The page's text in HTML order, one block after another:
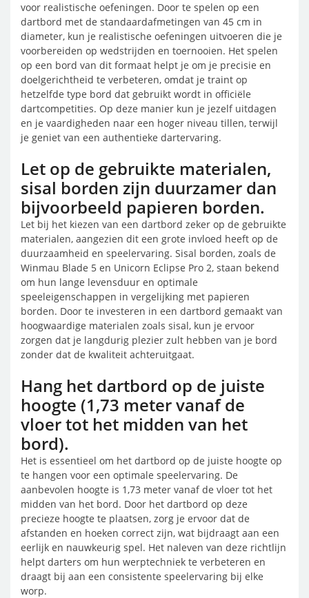
voor realistische oefeningen. Door te spelen op een
dartbord met de standaardafmetingen van 45 cm in
diameter, kun je realistische oefeningen uitvoeren die je
voorbereiden op wedstrijden en toernooien. Het spelen
op een bord van dit formaat helpt je om je precisie en
doelgerichtheid te verbeteren, omdat je traint op
hetzelfde type bord dat gebruikt wordt in officiële
dartcompetities. Op deze manier kun je jezelf uitdagen
en je vaardigheden naar een hoger niveau tillen, terwijl
je geniet van een authentieke dartervaring.
Let op de gebruikte materialen,
sisal borden zijn duurzamer dan
bijvoorbeeld papieren borden.
Let bij het kiezen van een dartbord zeker op de gebruikte
materialen, aangezien dit een grote invloed heeft op de
duurzaamheid en speelervaring. Sisal borden, zoals de
Winmau Blade 5 en Unicorn Eclipse Pro 2, staan bekend
om hun lange levensduur en optimale
speeleigenschappen in vergelijking met papieren
borden. Door te investeren in een dartbord gemaakt van
hoogwaardige materialen zoals sisal, kun je ervoor
zorgen dat je langdurig plezier zult hebben van je bord
zonder dat de kwaliteit achteruitgaat.
Hang het dartbord op de juiste
hoogte (1,73 meter vanaf de
vloer tot het midden van het
bord).
Het is essentieel om het dartbord op de juiste hoogte op
te hangen voor een optimale speelervaring. De
aanbevolen hoogte is 1,73 meter vanaf de vloer tot het
midden van het bord. Door het dartbord op deze
precieze hoogte te plaatsen, zorg je ervoor dat de
afstanden en hoeken correct zijn, wat bijdraagt aan een
eerlijk en nauwkeurig spel. Het naleven van deze richtlijn
helpt darters om hun werptechniek te verbeteren en
draagt bij aan een consistente speelervaring bij elke
worp.